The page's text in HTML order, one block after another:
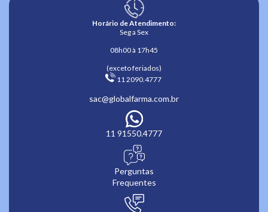
Horário de Atendimento:
Seg a Sex
08h00 à 17h45
(exceto feriados)
11 2090.4777
sac@globalfarma.com.br
11 91550.4777
Perguntas
Frequentes